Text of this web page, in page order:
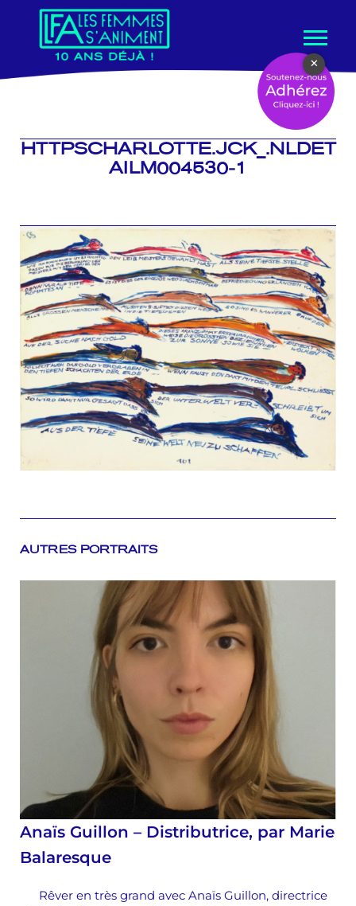
contenu
HTTPSCHARLOTTE.JCK_.NLDET
AILM004530-1
AUTRES PORTRAITS
Anaïs Guillon – Distributrice, par Marie
Balaresque
Rêver en très grand avec Anaïs Guillon, directrice
×